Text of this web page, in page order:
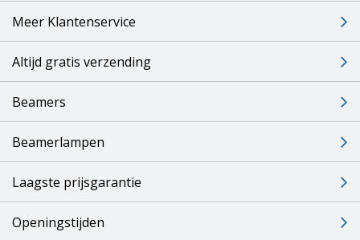
Meer Klantenservice
Altijd gratis verzending
Beamers
Beamerlampen
Laagste prijsgarantie
Openingstijden